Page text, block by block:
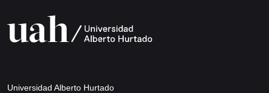
Universidad Alberto Hurtado